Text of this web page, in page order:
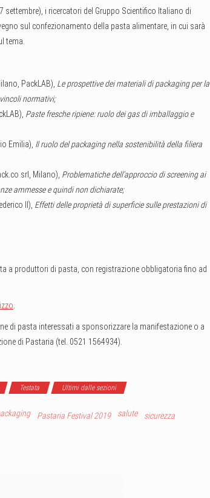
i ricercatori del Gruppo Scientifico Italiano di
sul confezionamento della pasta alimentare, in cui sarà
tema.
PackLAB), Le prospettive dei materiali di packaging per la
normativi;
Paste fresche ripiene: ruolo dei gas di imballaggio e
Emilia), Il ruolo del packaging nella sostenibilità della filiera
srl, Milano), Problematiche dell’approccio di screening ai
ammesse e quindi non dichiarate;
II), Effetti delle proprietà di superficie sulle prestazioni di
a produttori di pasta, con registrazione obbligatoria fino ad
.
di pasta interessati a sponsorizzare la manifestazione o a
di Pastaria (tel. 0521 1564934).
Testata Ultimi dalle sezioni
Pastaria Festival 2019 salute
sicurezza